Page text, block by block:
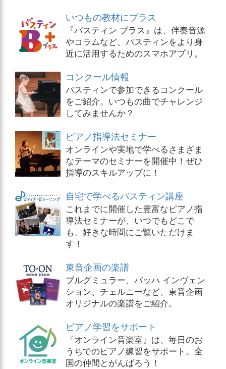
いつもの教材にプラス
『バスティン プラス』は、伴奏音源
やコラムなど、バスティンをより身
近に活用するためのスマホアプリ。
コンクール情報
バスティンで参加できるコンクール
をご紹介。いつもの曲でチャレンジ
してみませんか？
ピアノ指導法セミナー
オンラインや実地で学べるさまざま
なテーマのセミナーを開催中！ぜひ
指導のスキルアップに！
自宅で学べるバスティン講座
これまでに開催した豊富なピアノ指
導法セミナーが、いつでもどこで
も、好きな時間にご覧いただけま
す！
東音企画の楽譜
ブルグミュラー、バッハ インヴェン
ション、チェルニーなど、東音企画
オリジナルの楽譜をご紹介。
ピアノ学習をサポート
『オンライン音楽室』は、毎日のお
うちでのピアノ練習をサポート。全
国の仲間とがんばろう！